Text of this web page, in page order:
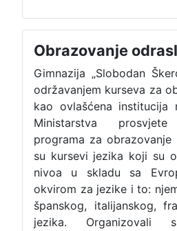
Obrazovanje
Gimnazija „Slobodan
održavanjem kurseva za
kao ovlašćena institucija
Ministarstva
programa za
su kursevi jezika koji su
nivoa u skladu sa
okvirom za jezike i to:
španskog, italijanskog,
jezika. Organizovali